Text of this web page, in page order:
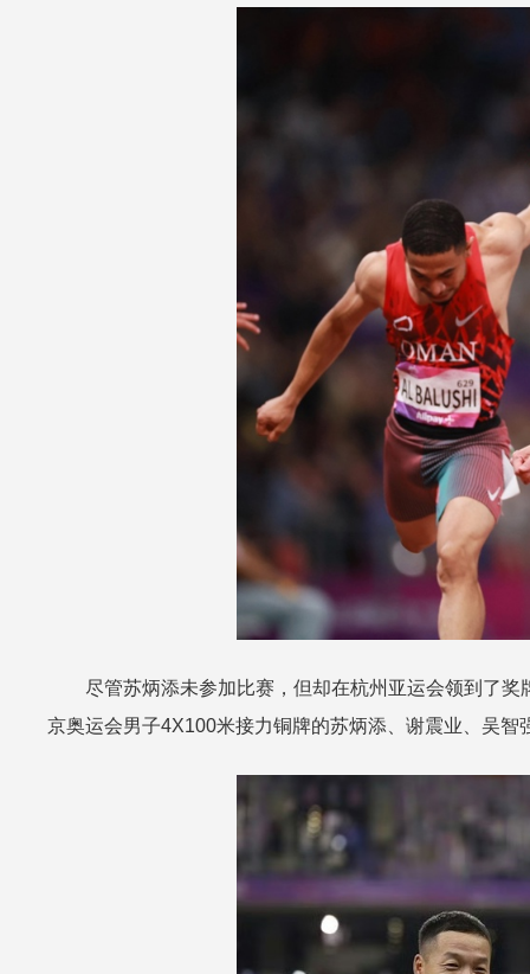
尽管苏炳添未参加比赛，但却在杭州亚运会领到了
京奥运会男子4X100米接力铜牌的苏炳添、谢震业、吴